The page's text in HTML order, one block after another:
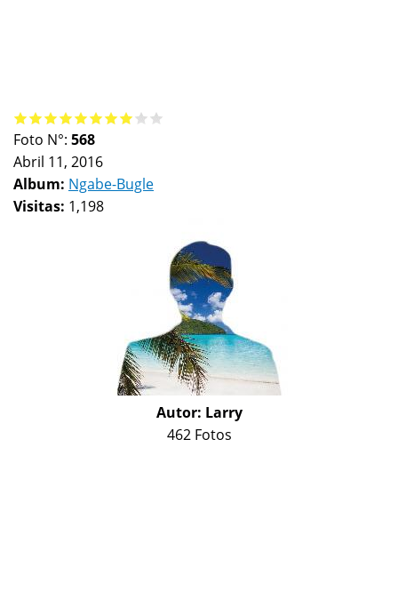
Foto N°: 568
Abril 11, 2016
Album: Ngabe-Bugle
Visitas: 1,198
Autor: Larry
462 Fotos